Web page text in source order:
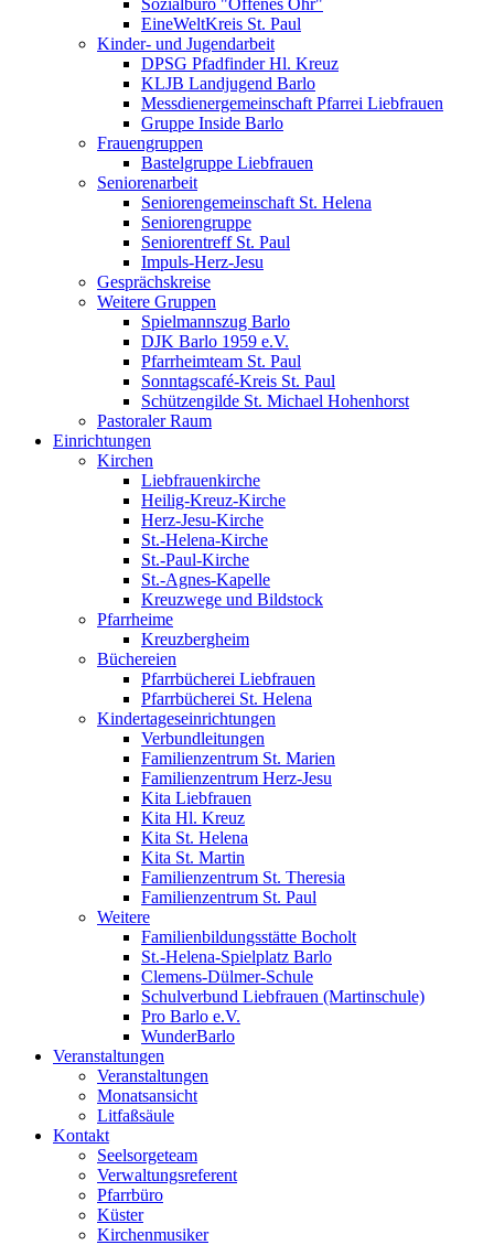
EineWeltKreis St. Paul
Kinder- und Jugendarbeit
DPSG Pfadfinder Hl. Kreuz
KLJB Landjugend Barlo
Messdienergemeinschaft Pfarrei Liebfrauen
Gruppe Inside Barlo
Frauengruppen
Bastelgruppe Liebfrauen
Seniorenarbeit
Seniorengemeinschaft St. Helena
Seniorengruppe
Seniorentreff St. Paul
Impuls-Herz-Jesu
Gesprächskreise
Weitere Gruppen
Spielmannszug Barlo
DJK Barlo 1959 e.V.
Pfarrheimteam St. Paul
Sonntagscafé-Kreis St. Paul
Schützengilde St. Michael Hohenhorst
Pastoraler Raum
Einrichtungen
Kirchen
Liebfrauenkirche
Heilig-Kreuz-Kirche
Herz-Jesu-Kirche
St.-Helena-Kirche
St.-Paul-Kirche
St.-Agnes-Kapelle
Kreuzwege und Bildstock
Pfarrheime
Kreuzbergheim
Büchereien
Pfarrbücherei Liebfrauen
Pfarrbücherei St. Helena
Kindertageseinrichtungen
Verbundleitungen
Familienzentrum St. Marien
Familienzentrum Herz-Jesu
Kita Liebfrauen
Kita Hl. Kreuz
Kita St. Helena
Kita St. Martin
Familienzentrum St. Theresia
Familienzentrum St. Paul
Weitere
Familienbildungsstätte Bocholt
St.-Helena-Spielplatz Barlo
Clemens-Dülmer-Schule
Schulverbund Liebfrauen (Martinschule)
Pro Barlo e.V.
WunderBarlo
Veranstaltungen
Veranstaltungen
Monatsansicht
Litfaßsäule
Kontakt
Seelsorgeteam
Verwaltungsreferent
Pfarrbüro
Küster
Kirchenmusiker